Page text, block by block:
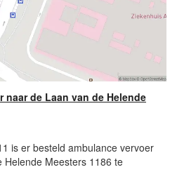
naar de Laan van de Helende
is er besteld ambulance vervoer
Meesters 1186 te